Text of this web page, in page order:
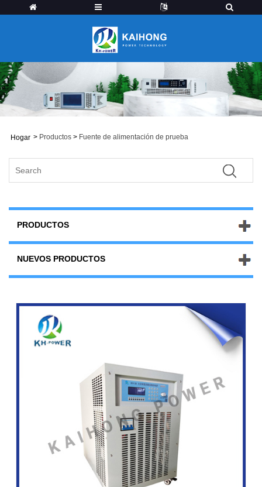
Hogar > Productos > Fuente de alimentación de prueba
PRODUCTOS
NUEVOS PRODUCTOS